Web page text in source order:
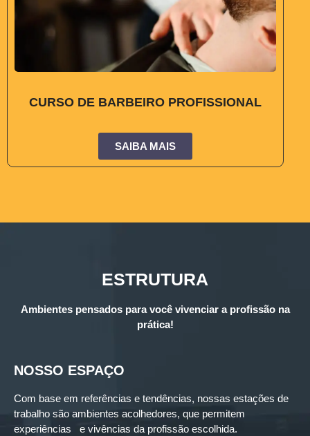
CURSO DE BARBEIRO PROFISSIONAL
SAIBA MAIS
ESTRUTURA
Ambientes pensados para você vivenciar a profissão na
prática!
NOSSO ESPAÇO
Com base em referências e tendências, nossas estações de
trabalho são ambientes acolhedores, que permitem
experiências e vivências da profissão escolhida.